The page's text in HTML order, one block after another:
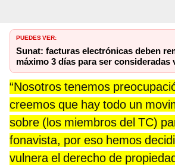
PUEDES VER:
Sunat: facturas electrónicas deben
máximo 3 días para ser consideradas
“Nosotros tenemos
creemos que hay todo un
sobre (los miembros del TC)
fonavista, por eso hemos
vulnera el derecho de